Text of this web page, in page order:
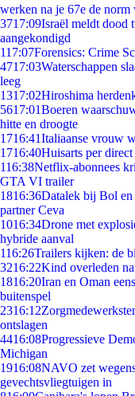
werken na je 67e de norm
3717:09Israël meldt dood
aangekondigd
117:07Forensics: Crime
4717:03Waterschappen
leeg
1317:02Hiroshima
5617:01Boeren
hitte en droogte
1716:41Italiaanse vrouw
1716:40Huisarts per
116:38Netflix-abonnees
GTA VI trailer
1816:36Datalek bij Bol
partner Ceva
1016:34Drone met
hybride aanval
116:26Trailers kijken: de
3216:22Kind overleden
1816:20Iran en Oman
buitenspel
2316:12
ontslagen
4416:08Progressieve
Michigan
1916:08NAVO zet
gevechtsvliegtuigen in